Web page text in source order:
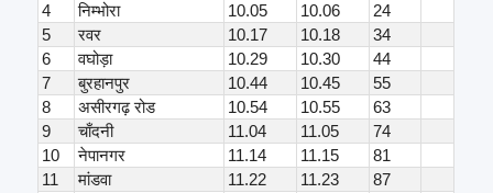
4
निम्भोरा 10.05 10.06
24
5
रवर 10.17 10.18
34
6
वघोड़ा 10.29 10.30
44
7
बुरहानपुर 10.44 10.45
55
8
असीरगढ़ रोड 10.54 10.55
63
9
चाँदनी 11.04 11.05
74
10
नेपानगर 11.14 11.15
81
11
मांडवा 11.22 11.23
87